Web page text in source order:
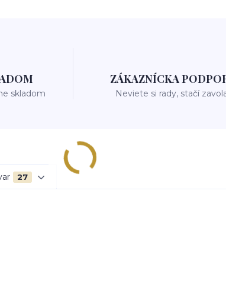
skladom
ZÁKAZNÍCKA
Neviete si rady, stačí
27